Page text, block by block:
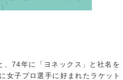
74年に「ヨネックス」と社名を
女子プロ選手に好まれたラケット